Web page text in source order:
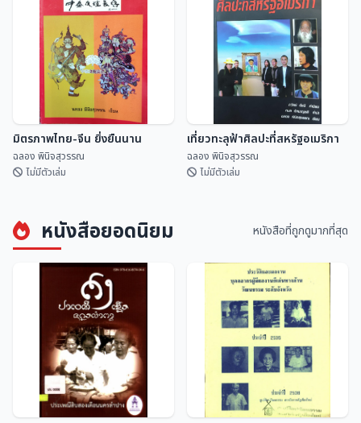
ปฏิทินดิถีเพ็ญ ฉบับ สดร.
สถาบันวิจัยดาราศาสตร...
คำทำนาย ครูบาเจ้าศรีวิชัย
ฉลอง พินิจสุวรรณ
มิตรภาพไทย-จีน ยิ่งยืนนาน
มิตรภาพไทย-จีน ยิ่งยืนนาน
ฉลอง พินิจสุวรรณ
ไม่มีตัวเล่ม
เที่ยวทะลุฟ้าศิลปะที่สหรัฐอเมริกา
ฉลอง พินิจสุวรรณ
ไม่มีตัวเล่ม
หนังสือยอดนิยม หนังสือที่ถูกดูมากที่สุด